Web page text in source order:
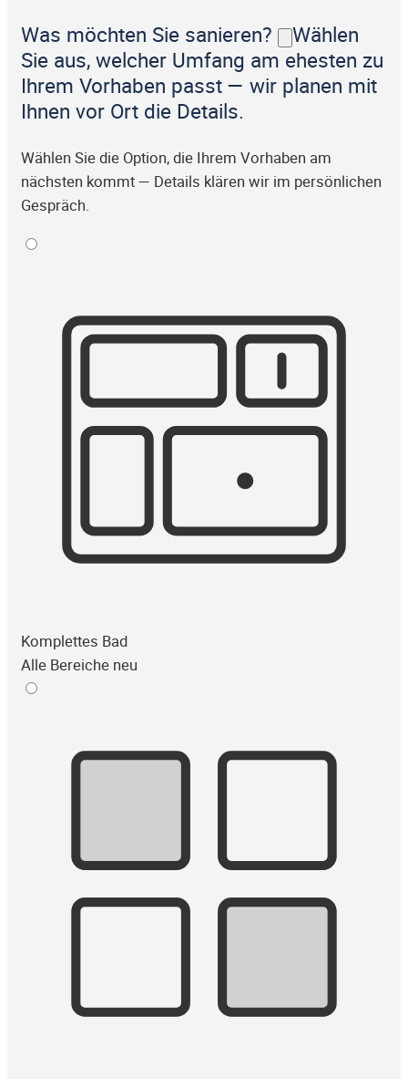
Was möchten Sie sanieren?
Wählen
Sie aus, welcher Umfang am ehesten zu
Ihrem Vorhaben passt — wir planen mit
Ihnen vor Ort die Details.
Wählen Sie die Option, die Ihrem Vorhaben am
nächsten kommt — Details klären wir im persönlichen
Gespräch.
Komplettes Bad
Alle Bereiche neu